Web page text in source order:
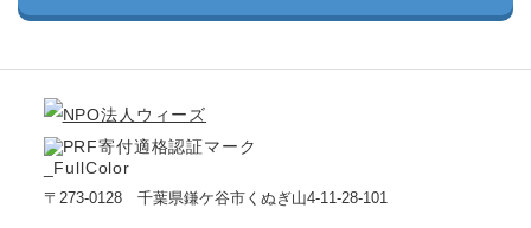
〒273-0128 千葉県鎌ケ谷市くぬぎ山4-11-28-101